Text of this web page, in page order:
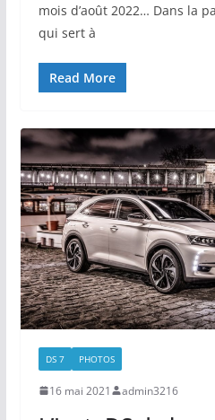
mois d’août 2022… Dans la
qui sert à
Read More
DS 7 PHOTOS
16 mai 2021 admin3216